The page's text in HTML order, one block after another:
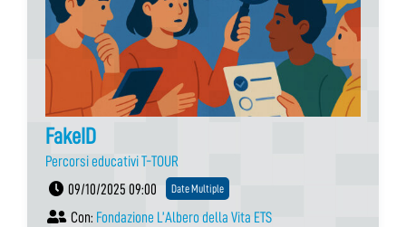
FakeID
Percorsi educativi T-TOUR
09/10/2025 09:00
Date Multiple
Con: Fondazione L’Albero della Vita ETS